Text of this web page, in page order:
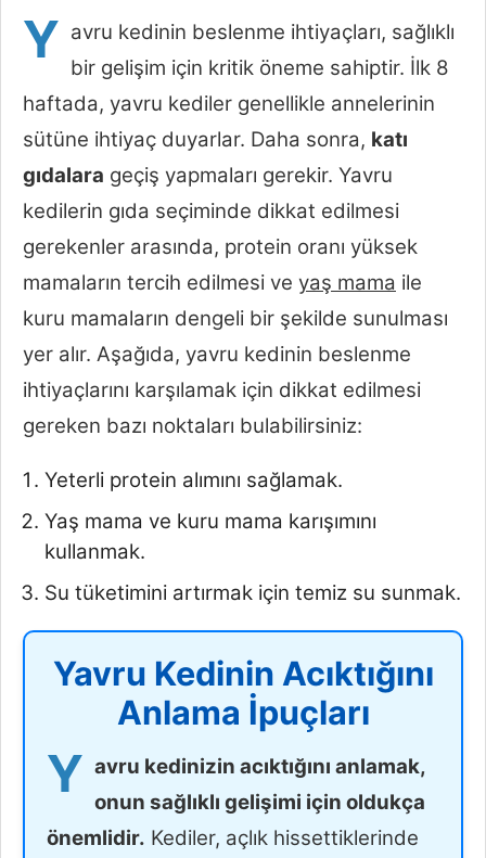
Y avru kedinin beslenme ihtiyaçları, sağlıklı
bir gelişim için kritik öneme sahiptir. İlk 8
haftada, yavru kediler genellikle annelerinin
sütüne ihtiyaç duyarlar. Daha sonra, katı
gıdalara geçiş yapmaları gerekir. Yavru
kedilerin gıda seçiminde dikkat edilmesi
gerekenler arasında, protein oranı yüksek
mamaların tercih edilmesi ve yaş mama ile
kuru mamaların dengeli bir şekilde sunulması
yer alır. Aşağıda, yavru kedinin beslenme
ihtiyaçlarını karşılamak için dikkat edilmesi
gereken bazı noktaları bulabilirsiniz:
Yeterli protein alımını sağlamak.
Yaş mama ve kuru mama karışımını
kullanmak.
Su tüketimini artırmak için temiz su sunmak.
Yavru Kedinin Acıktığını
Anlama İpuçları
Y avru kedinizin acıktığını anlamak,
onun sağlıklı gelişimi için oldukça
önemlidir. Kediler, açlık hissettiklerinde